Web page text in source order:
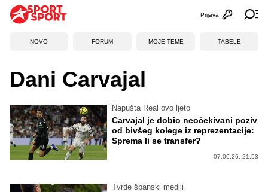
Otvori
Prijava
NOVO FORUM MOJE TEME TABELE
Dani Carvajal
Napušta Real ovo ljeto
Carvajal je dobio neočekivani poziv
od bivšeg kolege iz reprezentacije:
Sprema li se transfer?
07.06.26. 21:53
Tvrde španski mediji